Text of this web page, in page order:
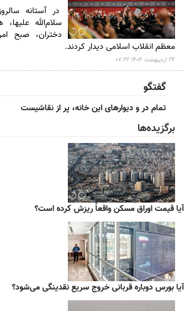
در آستانه
سلام‌الله
دختران، صبح
معظم انقلاب اسلامی دیدار کردند.
۲۴ ارديبهشت ۱۴۰۴ ۰۷:۲۲
گفتگو
تمام در و دیوارهای این خانه، پر از نقاشیست
برگزیده‌ها
آیا قیمت اوراق مسکن واقعاً ریزش کرده است؟
آیا بورس دوباره قربانی خروج سریع نقدینگی می‌شود؟